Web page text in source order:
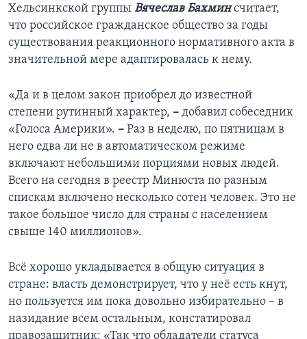
Хельсинкской группы Вячеслав Бахминсчитает,
что российское гражданское общество за годы
существования реакционного нормативного акта в
значительной мере адаптировалась к нему.
«Да и в целом закон приобрел до известной
степени рутинный характер, – добавил собеседник
«Голоса Америки». – Раз в неделю, по пятницам в
него едва ли не в автоматическом режиме
включают небольшими порциями новых людей.
Всего на сегодня в реестр Минюста по разным
спискам включено несколько сотен человек. Это не
такое большое число для страны с населением
свыше 140 миллионов».
Всё хорошо укладывается в общую ситуация в
стране: власть демонстрирует, что у неё есть кнут,
но пользуется им пока довольно избирательно – в
назидание всем остальным, констатировал
правозащитник: «Так что обладатели статуса